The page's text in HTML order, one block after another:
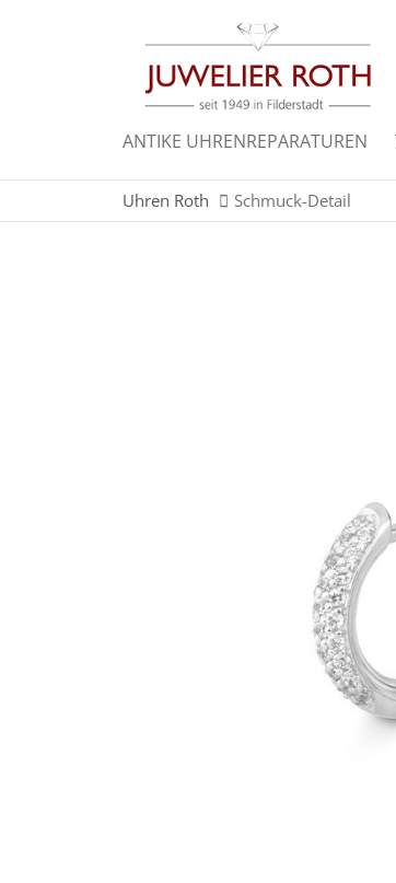
Der Eintrag "offcanvas-col1"
Der Eintrag "offcanvas-col3"
ANTIKE UHRENREPARATUREN
Uhren Roth Schmuck-Detail